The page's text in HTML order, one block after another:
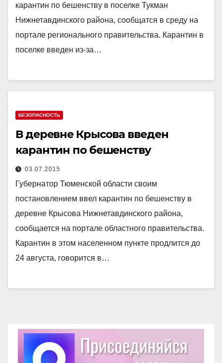
карантин по бешенству в поселке Тукман
Нижнетавдинского района, сообщатся в среду на
портале регионального правительства. Карантин в
поселке введен из-за…
БЕЗОПАСНОСТЬ
В деревне Крысова введен
карантин по бешенству
03.07.2015
Губернатор Тюменской области своим
постановлением ввел карантин по бешенству в
деревне Крысова Нижнетавдинского района,
сообщается на портале областного правительства.
Карантин в этом населенном пункте продлится до
24 августа, говорится в…